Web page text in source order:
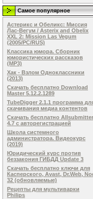
Самое популярное
Астерикс и Обеликс: Миссия
Лас-Вегум / Asterix and Obelix
XXL 2: Mission Las Vegum
(2005/PC/RUS)
Классика юмора. Сборник
юмористических рассказов
(MP3)
Хак - Взлом Одноклассники
(2013)
Скачать бесплатно Download
Master 5.12.2.1289
TubeDigger 2.1.1 программа
скачивания медиа контентов
Скачать бесплатно Allsubmitter
4.7 с авторегистрацией
Школа системного
администратора. Видеокурс
(2019)
Юридический курс против
беззакония ГИБДД Update 3
Скачать бесплатно ключи для
Касперского, Avast, Dr.Web,
32 (обновляемые)
Рецепты для мультиварки
Philips